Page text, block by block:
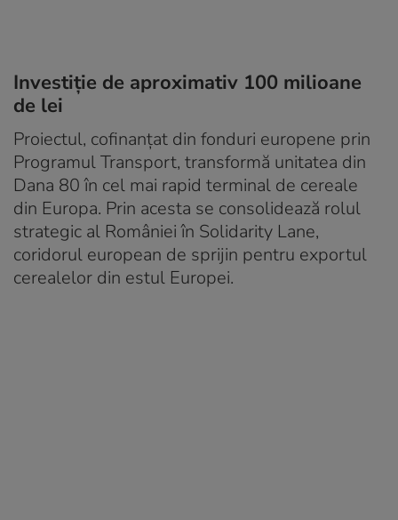
Investiție de aproximativ 100 milioane
de lei
Proiectul, cofinanțat din fonduri europene prin
Programul Transport, transformă unitatea din
Dana 80 în cel mai rapid terminal de cereale
din Europa. Prin acesta se consolidează rolul
strategic al României în Solidarity Lane,
coridorul european de sprijin pentru exportul
cerealelor din estul Europei.